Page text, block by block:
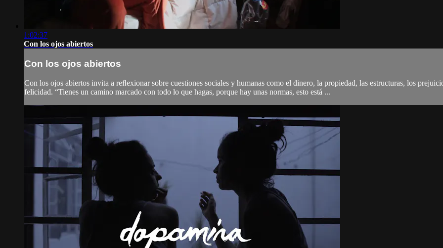
1:02:37
Con los ojos abiertos
Con los ojos abiertos
Con los ojos abiertos invita a reﬂexionar sobre cuestiones sociales y humanas como el dinero, la propiedad, las estructuras, los
felicidad. “Tienes un camino marcado con todo lo que hagas, porque hay unas normas, esto está ...